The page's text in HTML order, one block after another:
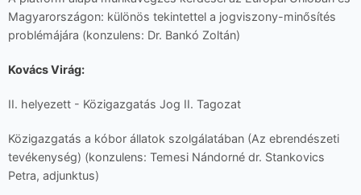
Magyarországon: különös tekintettel a jogviszony-minősítés
problémájára (konzulens: Dr. Bankó Zoltán)
Kovács Virág:
II. helyezett - Közigazgatás Jog II. Tagozat
Közigazgatás a kóbor állatok szolgálatában (Az ebrendészeti
tevékenység) (konzulens: Temesi Nándorné dr. Stankovics
Petra, adjunktus)